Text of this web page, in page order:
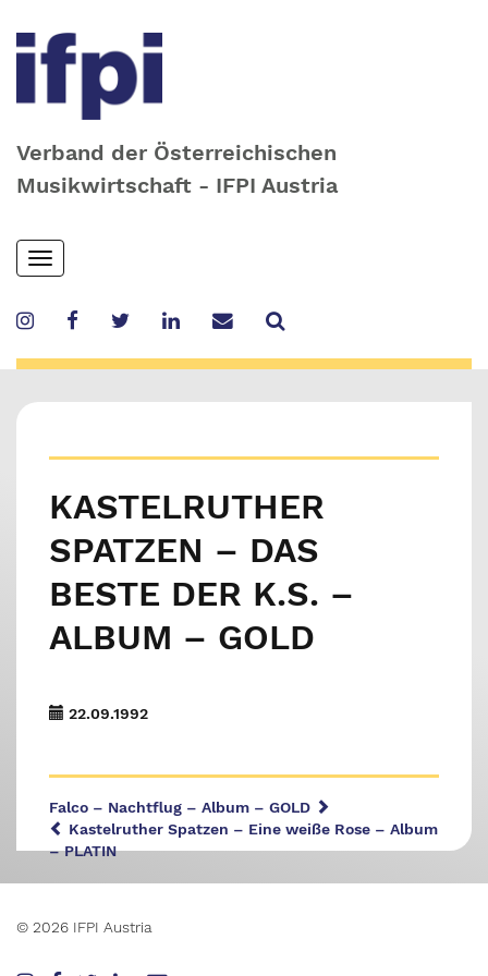
Verband der Österreichischen
Musikwirtschaft - IFPI Austria
Skip
to
content
Toggle
navigation
KASTELRUTHER
SPATZEN – DAS
BESTE DER K.S. –
ALBUM – GOLD
22.09.1992
Falco – Nachtflug – Album – GOLD
Kastelruther Spatzen – Eine weiße Rose – Album
– PLATIN
© 2026 IFPI Austria